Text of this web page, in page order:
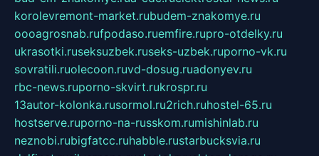
korolevremont-market.rubudem-znakomye.ru
oooagrosnab.rufpodaso.ruemfire.rupro-otdelky.ru
ukrasotki.ruseksuzbek.ruseks-uzbek.ruporno-vk.ru
sovratili.ruolecoon.ruvd-dosug.ruadonyev.ru
rbc-news.ruporno-skvirt.rukrospr.ru
13autor-kolonka.rusormol.ru2rich.ruhostel-65.ru
hostserve.ruporno-na-russkom.rumishinlab.ru
neznobi.rubigfatcc.ruhabble.rustarbucksvia.ru